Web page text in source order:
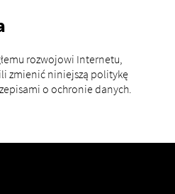
rozwojowi Internetu,
zmienić niniejszą politykę
o ochronie danych.